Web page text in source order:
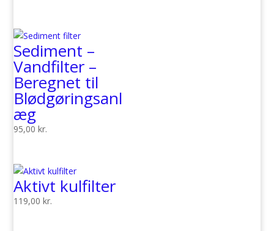
Sediment –
Vandfilter –
Beregnet til
Blødgøringsanl
æg
95,00kr.
Aktivt kulfilter
119,00kr.